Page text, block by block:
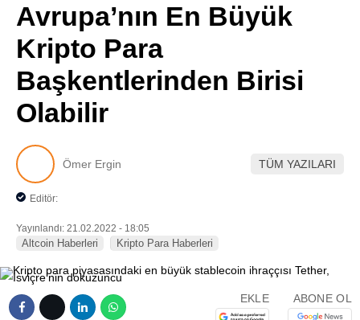
TikTok
Telegram
Avrupa’nın En Büyük
Kripto Para
Başkentlerinden Birisi
Olabilir
Ömer Ergin TÜM YAZILARI
Editör:
Yayınlandı: 21.02.2022 - 18:05
Altcoin Haberleri Kripto Para Haberleri
EKLE ABONE OL